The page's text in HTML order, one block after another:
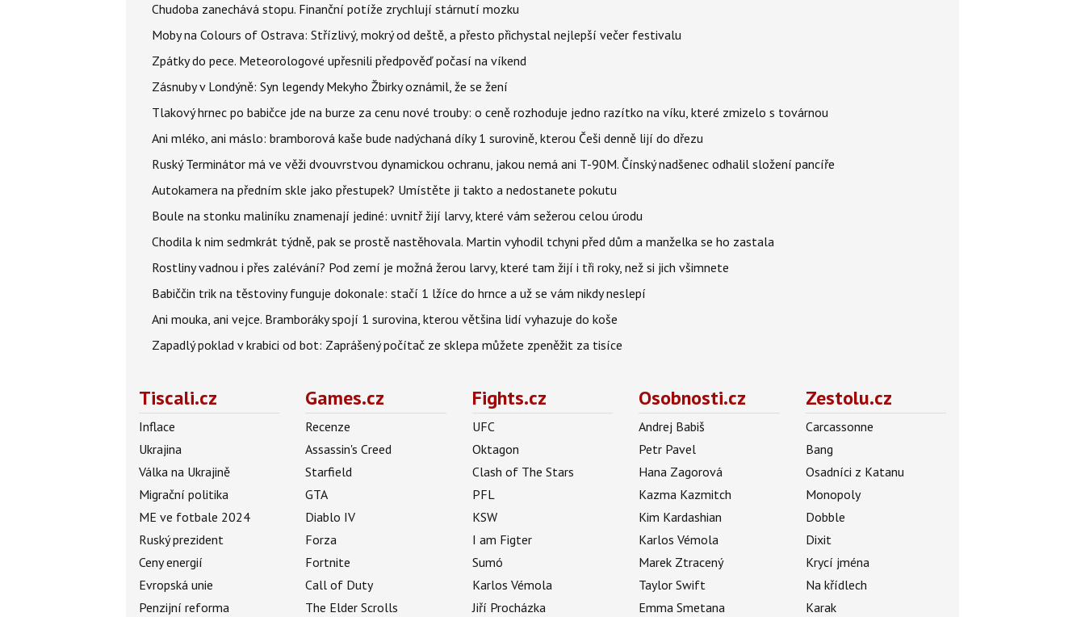
Chudoba zanechává stopu. Finanční potíže zrychlují stárnutí mozku
Moby na Colours of Ostrava: Střízlivý, mokrý od deště, a přesto přichystal nejlepší večer festivalu
Zpátky do pece. Meteorologové upřesnili předpověď počasí na víkend
Zásnuby v Londýně: Syn legendy Mekyho Žbirky oznámil, že se žení
Tlakový hrnec po babičce jde na burze za cenu nové trouby: o ceně rozhoduje jedno razítko na víku, které zmizelo s továrnou
Ani mléko, ani máslo: bramborová kaše bude nadýchaná díky 1 surovině, kterou Češi denně lijí do dřezu
Ruský Terminátor má ve věži dvouvrstvou dynamickou ochranu, jakou nemá ani T-90M. Čínský nadšenec odhalil složení pancíře
Autokamera na předním skle jako přestupek? Umístěte ji takto a nedostanete pokutu
Boule na stonku maliníku znamenají jediné: uvnitř žijí larvy, které vám sežerou celou úrodu
Chodila k nim sedmkrát týdně, pak se prostě nastěhovala. Martin vyhodil tchyni před dům a manželka se ho zastala
Rostliny vadnou i přes zalévání? Pod zemí je možná žerou larvy, které tam žijí i tři roky, než si jich všimnete
Babiččin trik na těstoviny funguje dokonale: stačí 1 lžíce do hrnce a už se vám nikdy neslepí
Ani mouka, ani vejce. Bramboráky spojí 1 surovina, kterou většina lidí vyhazuje do koše
Zapadlý poklad v krabici od bot: Zaprášený počítač ze sklepa můžete zpeněžit za tisíce
Tiscali.cz
Inflace
Ukrajina
Válka na Ukrajině
Migrační politika
ME ve fotbale 2024
Ruský prezident
Ceny energií
Evropská unie
Penzijní reforma
Games.cz
Recenze
Assassin's Creed
Starfield
GTA
Diablo IV
Forza
Fortnite
Call of Duty
The Elder Scrolls
Fights.cz
UFC
Oktagon
Clash of The Stars
PFL
KSW
I am Figter
Sumó
Karlos Vémola
Jiří Procházka
Osobnosti.cz
Andrej Babiš
Petr Pavel
Hana Zagorová
Kazma Kazmitch
Kim Kardashian
Karlos Vémola
Marek Ztracený
Taylor Swift
Emma Smetana
Zestolu.cz
Carcassonne
Bang
Osadníci z Katanu
Monopoly
Dobble
Dixit
Krycí jména
Na křídlech
Karak